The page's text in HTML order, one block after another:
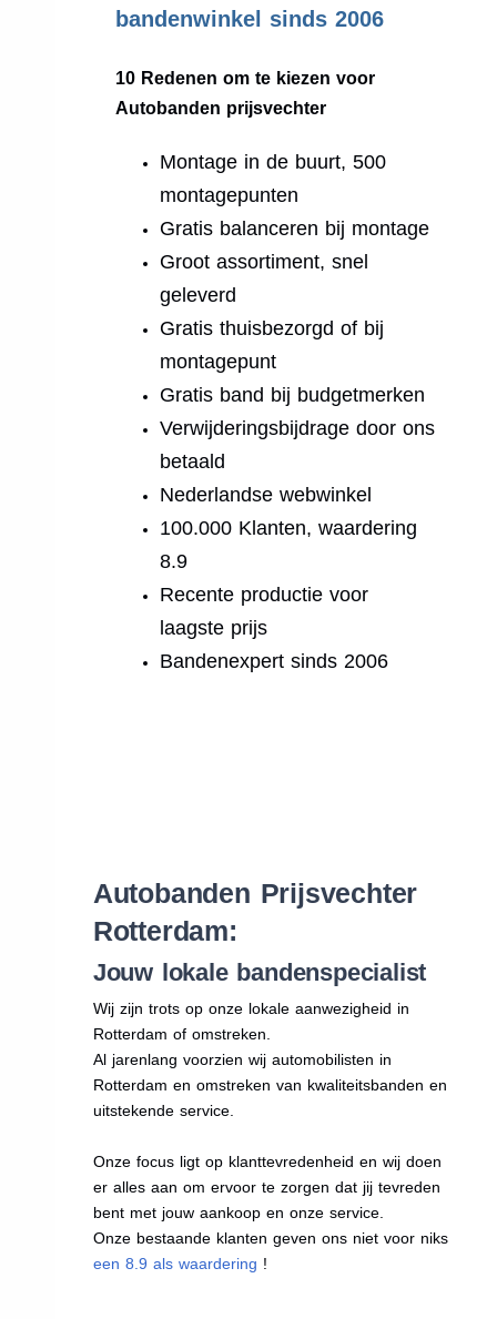
bandenwinkel sinds 2006
10 Redenen om te kiezen voor
Autobanden prijsvechter
Montage in de buurt, 500
montagepunten
Gratis balanceren bij montage
Groot assortiment, snel
geleverd
Gratis thuisbezorgd of bij
montagepunt
Gratis band bij budgetmerken
Verwijderingsbijdrage door ons
betaald
Nederlandse webwinkel
100.000 Klanten, waardering
8.9
Recente productie voor
laagste prijs
Bandenexpert sinds 2006
Autobanden Prijsvechter
Rotterdam:
Jouw lokale bandenspecialist
Wij zijn trots op onze lokale aanwezigheid in
Rotterdam of omstreken.
Al jarenlang voorzien wij automobilisten in
Rotterdam en omstreken van kwaliteitsbanden en
uitstekende service.
Onze focus ligt op klanttevredenheid en wij doen
er alles aan om ervoor te zorgen dat jij tevreden
bent met jouw aankoop en onze service.
Onze bestaande klanten geven ons niet voor niks
een 8.9 als waardering !